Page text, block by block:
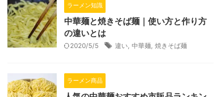
ラーメン知識
中華麺と焼きそば麺｜使い方と作り方
の違いとは
2020/5/5 違い 中華麺 焼きそば麺
ラーメン商品